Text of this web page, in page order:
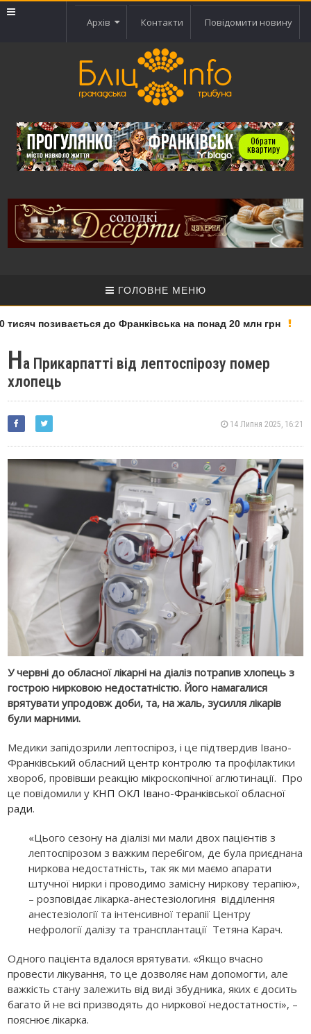
Архів Контакти Повідомити новину
ГОЛОВНЕ МЕНЮ
позивається до Франківська на понад 20 млн грн
На Прикарпатті від лептоспірозу помер
хлопець
14 Липня 2025, 16:21
У червні до обласної лікарні на діаліз потрапив хлопець з
гострою нирковою недостатністю. Його намагалися
врятувати упродовж доби, та, на жаль, зусилля лікарів
були марними.
Медики запідозрили лептоспіроз, і це підтвердив Івано-
Франківський обласний центр контролю та профілактики
хвороб, провівши реакцію мікроскопічної аглютинації. Про
це повідомили у КНП ОКЛ Івано-Франківської обласної
ради.
«Цього сезону на діалізі ми мали двох пацієнтів з
лептоспірозом з важким перебігом, де була приєднана
ниркова недостатність, так як ми маємо апарати
штучної нирки і проводимо замісну ниркову терапію»,
– розповідає лікарка-анестезіологиня відділення
анестезіології та інтенсивної терапії Центру
нефрології далізу та трансплантації Тетяна Карач.
Одного пацієнта вдалося врятувати. «Якщо вчасно
провести лікування, то це дозволяє нам допомогти, але
важкість стану залежить від виді збудника, яких є досить
багато й не всі призводять до ниркової недостатності», –
пояснює лікарка.